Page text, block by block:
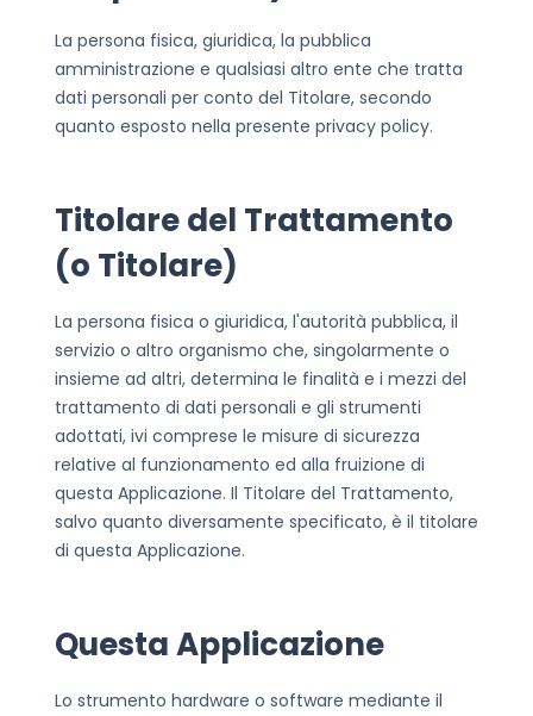
La persona fisica, giuridica, la pubblica
amministrazione e qualsiasi altro ente che tratta
dati personali per conto del Titolare, secondo
quanto esposto nella presente privacy policy.
Titolare del Trattamento
(o Titolare)
La persona fisica o giuridica, l'autorità pubblica, il
servizio o altro organismo che, singolarmente o
insieme ad altri, determina le finalità e i mezzi del
trattamento di dati personali e gli strumenti
adottati, ivi comprese le misure di sicurezza
relative al funzionamento ed alla fruizione di
questa Applicazione. Il Titolare del Trattamento,
salvo quanto diversamente specificato, è il titolare
di questa Applicazione.
Questa Applicazione
Lo strumento hardware o software mediante il